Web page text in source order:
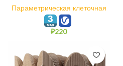
Параметрическая клеточная
ячейка Twp
₽220